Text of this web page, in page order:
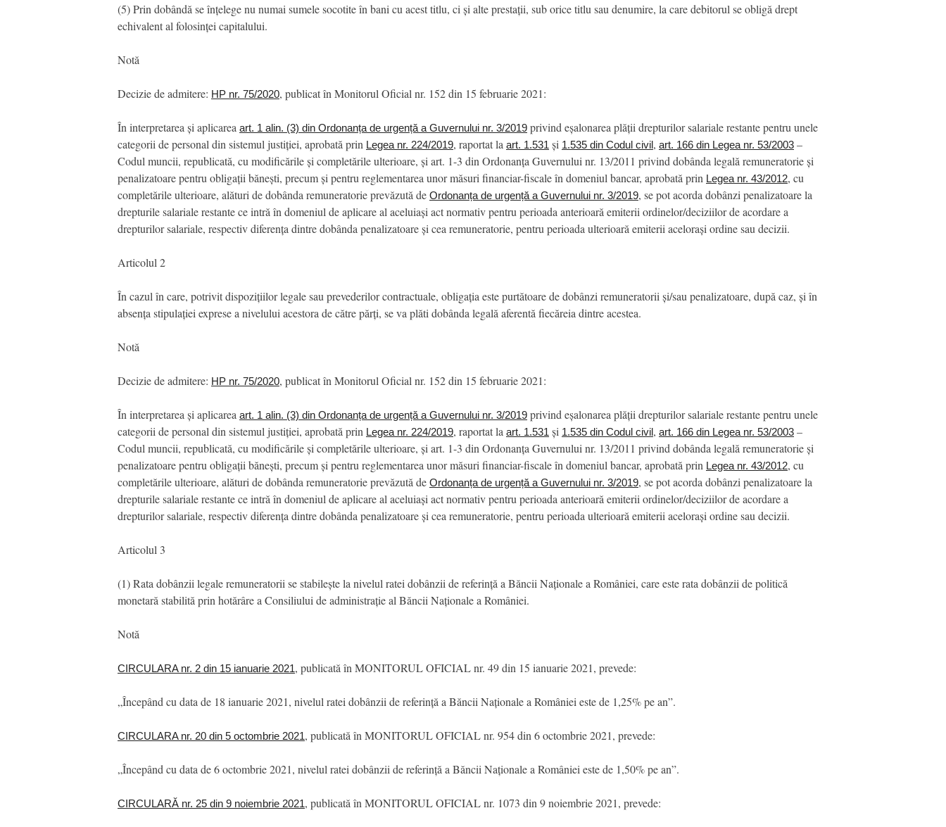
(5) Prin dobândă se înțelege nu numai sumele socotite în bani cu acest titlu, ci și alte prestații, sub orice titlu sau denumire, la care debitorul se obligă drept
echivalent al folosinței capitalului.
Notă
Decizie de admitere: HP nr. 75/2020, publicat în Monitorul Oficial nr. 152 din 15 februarie 2021:
În interpretarea și aplicarea art. 1 alin. (3) din Ordonanța de urgență a Guvernului nr. 3/2019 privind eșalonarea plății drepturilor salariale restante pentru unele
categorii de personal din sistemul justiției, aprobată prin Legea nr. 224/2019, raportat la art. 1.531 și 1.535 din Codul civil, art. 166 din Legea nr. 53/2003 –
Codul muncii, republicată, cu modificările și completările ulterioare, și art. 1-3 din Ordonanța Guvernului nr. 13/2011 privind dobânda legală remuneratorie și
penalizatoare pentru obligații bănești, precum și pentru reglementarea unor măsuri financiar-fiscale în domeniul bancar, aprobată prin Legea nr. 43/2012, cu
completările ulterioare, alături de dobânda remuneratorie prevăzută de Ordonanța de urgență a Guvernului nr. 3/2019, se pot acorda dobânzi penalizatoare la
drepturile salariale restante ce intră în domeniul de aplicare al aceluiași act normativ pentru perioada anterioară emiterii ordinelor/deciziilor de acordare a
drepturilor salariale, respectiv diferența dintre dobânda penalizatoare și cea remuneratorie, pentru perioada ulterioară emiterii acelorași ordine sau decizii.
Articolul 2
În cazul în care, potrivit dispozițiilor legale sau prevederilor contractuale, obligația este purtătoare de dobânzi remuneratorii și/sau penalizatoare, după caz, și în
absența stipulației exprese a nivelului acestora de către părți, se va plăti dobânda legală aferentă fiecăreia dintre acestea.
Notă
Decizie de admitere: HP nr. 75/2020, publicat în Monitorul Oficial nr. 152 din 15 februarie 2021:
În interpretarea și aplicarea art. 1 alin. (3) din Ordonanța de urgență a Guvernului nr. 3/2019 privind eșalonarea plății drepturilor salariale restante pentru unele
categorii de personal din sistemul justiției, aprobată prin Legea nr. 224/2019, raportat la art. 1.531 și 1.535 din Codul civil, art. 166 din Legea nr. 53/2003 –
Codul muncii, republicată, cu modificările și completările ulterioare, și art. 1-3 din Ordonanța Guvernului nr. 13/2011 privind dobânda legală remuneratorie și
penalizatoare pentru obligații bănești, precum și pentru reglementarea unor măsuri financiar-fiscale în domeniul bancar, aprobată prin Legea nr. 43/2012, cu
completările ulterioare, alături de dobânda remuneratorie prevăzută de Ordonanța de urgență a Guvernului nr. 3/2019, se pot acorda dobânzi penalizatoare la
drepturile salariale restante ce intră în domeniul de aplicare al aceluiași act normativ pentru perioada anterioară emiterii ordinelor/deciziilor de acordare a
drepturilor salariale, respectiv diferența dintre dobânda penalizatoare și cea remuneratorie, pentru perioada ulterioară emiterii acelorași ordine sau decizii.
Articolul 3
(1) Rata dobânzii legale remuneratorii se stabilește la nivelul ratei dobânzii de referință a Băncii Naționale a României, care este rata dobânzii de politică
monetară stabilită prin hotărâre a Consiliului de administrație al Băncii Naționale a României.
Notă
CIRCULARA nr. 2 din 15 ianuarie 2021, publicată în MONITORUL OFICIAL nr. 49 din 15 ianuarie 2021, prevede:
„Începând cu data de 18 ianuarie 2021, nivelul ratei dobânzii de referință a Băncii Naționale a României este de 1,25% pe an”.
CIRCULARA nr. 20 din 5 octombrie 2021, publicată în MONITORUL OFICIAL nr. 954 din 6 octombrie 2021, prevede:
„Începând cu data de 6 octombrie 2021, nivelul ratei dobânzii de referință a Băncii Naționale a României este de 1,50% pe an”.
CIRCULARĂ nr. 25 din 9 noiembrie 2021, publicată în MONITORUL OFICIAL nr. 1073 din 9 noiembrie 2021, prevede: